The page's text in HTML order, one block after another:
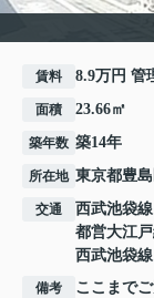
賃料 8.9万円 管
面積 23.66㎡
築年数 築14年
所在地 東京都豊
交通 西武池袋線
都営大江
西武池袋線
備考 ここまで